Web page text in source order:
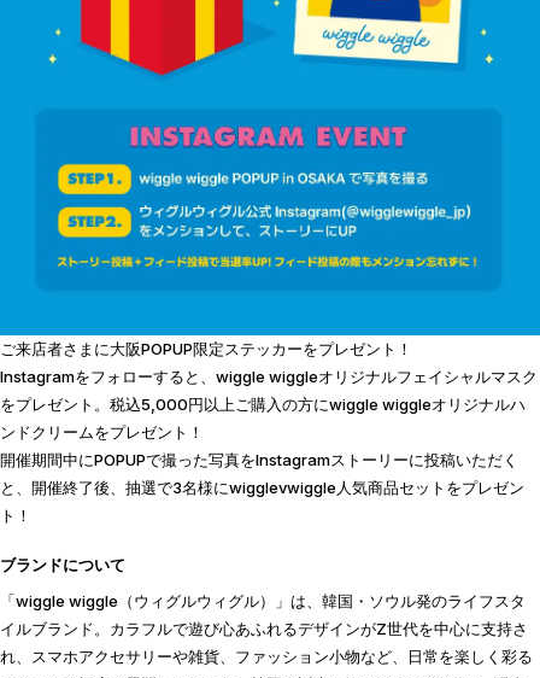
ご来店者さまに大阪POPUP限定ステッカーをプレゼント！
Instagramをフォローすると、wiggle wiggleオリジナルフェイシャルマスク
をプレゼント。税込5,000円以上ご購入の方にwiggle wiggleオリジナルハ
ンドクリームをプレゼント！
開催期間中にPOPUPで撮った写真をInstagramストーリーに投稿いただく
と、開催終了後、抽選で3名様にwigglevwiggle人気商品セットをプレゼン
ト！
ブランドについて
「wiggle wiggle（ウィグルウィグル）」は、韓国・ソウル発のライフスタ
イルブランド。カラフルで遊び心あふれるデザインがZ世代を中心に支持さ
れ、スマホアクセサリーや雑貨、ファッション小物など、日常を楽しく彩る